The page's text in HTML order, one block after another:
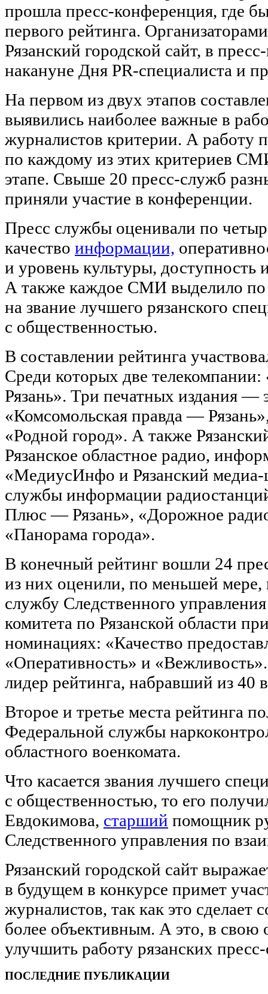
прошла пресс-конференция, где
первого рейтинга.
Рязанский городской сайт, в
накануне Дня PR-специалиста и
На первом из двух этапов
выявились наиболее важные в
журналистов критерии. А работу
по каждому из этих критериев
этапе. Свыше 20 пресс-служб
приняли участие в конференции.
Пресс службы оценивали по
качество информации,
и уровень культуры, доступность
А также каждое СМИ выделило по
на звание лучшего рязанского
с общественностью.
В составлении рейтинга
Среди которых две
Рязань». Три печатных издания —
«Комсомольская правда —
«Родной город». А также
Рязанское областное радио,
«МедиусИнфо и Рязанский
службы информации
Плюс — Рязань», «Дорожное
«Панорама города».
В конечный рейтинг вошли 24
из них оценили, по меньшей
службу Следственного
комитета по Рязанской области
номинациях: «Качество
«Оперативность» и
лидер рейтинга, набравший из 40
Второе и третье места рейтинга
Федеральной службы
областного военкомата.
Что касается звания лучшего
с общественностью, то его
Евдокимова, старший помощник
Следственного управления по
Рязанский городской сайт
в будущем в конкурсе примет
журналистов, так как это сделает
более объективным. А это, в свою
улучшить работу рязанских
ПОСЛЕДНИЕ ПУБЛИКАЦИИ